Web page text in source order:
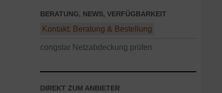
BERATUNG, NEWS, VERFÜGBARKEIT
Kontakt: Beratung & Bestellung
congstar Netzabdeckung prüfen
DIREKT ZUM ANBIETER